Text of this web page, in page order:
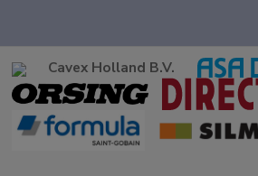
Cavex Holland B.V.